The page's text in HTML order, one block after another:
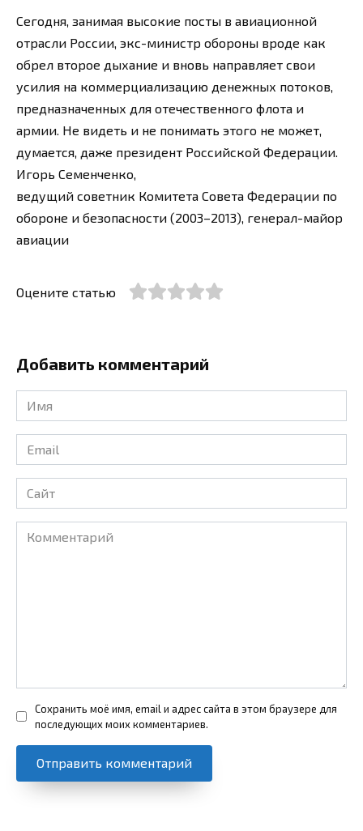
Сегодня, занимая высокие посты в авиационной
отрасли России, экс-министр обороны вроде как
обрел второе дыхание и вновь направляет свои
усилия на коммерциализацию денежных потоков,
предназначенных для отечественного флота и
армии. Не видеть и не понимать этого не может,
думается, даже президент Российской Федерации.
Игорь Семенченко,
ведущий советник Комитета Совета Федерации по
обороне и безопасности (2003–2013), генерал-майор
авиации
Оцените статью
Добавить комментарий
Имя
*
Email
*
Сайт
Комментарий
Сохранить моё имя, email и адрес сайта в этом браузере для
последующих моих комментариев.